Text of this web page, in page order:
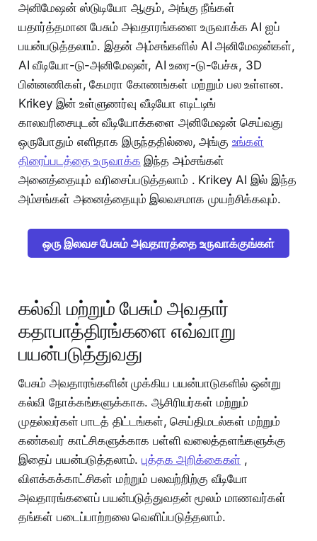
அனிமேஷன் ஸ்டுடியோ ஆகும், அங்கு நீங்கள்
யதார்த்தமான பேசும் அவதாரங்களை உருவாக்க AI ஐப்
பயன்படுத்தலாம். இதன் அம்சங்களில் AI அனிமேஷன்கள்,
AI வீடியோ-டு-அனிமேஷன், AI உரை-டு-பேச்சு, 3D
பின்னணிகள், கேமரா கோணங்கள் மற்றும் பல உள்ளன.
Krikey இன் உள்ளுணர்வு வீடியோ எடிட்டிங்
காலவரிசையுடன் வீடியோக்களை அனிமேஷன் செய்வது
ஒருபோதும் எளிதாக இருந்ததில்லை, அங்கு உங்கள்
திரைப்படத்தை உருவாக்க இந்த அம்சங்கள்
அனைத்தையும் வரிசைப்படுத்தலாம் . Krikey AI இல் இந்த
அம்சங்கள் அனைத்தையும் இலவசமாக முயற்சிக்கவும்.
ஒரு இலவச பேசும் அவதாரத்தை உருவாக்குங்கள்
கல்வி மற்றும் பேசும் அவதார்
கதாபாத்திரங்களை எவ்வாறு
பயன்படுத்துவது
பேசும் அவதாரங்களின் முக்கிய பயன்பாடுகளில் ஒன்று
கல்வி நோக்கங்களுக்காக. ஆசிரியர்கள் மற்றும்
முதல்வர்கள் பாடத் திட்டங்கள், செய்திமடல்கள் மற்றும்
கண்கவர் காட்சிகளுக்காக பள்ளி வலைத்தளங்களுக்கு
இதைப் பயன்படுத்தலாம்.புத்தக அறிக்கைகள் ,
விளக்கக்காட்சிகள் மற்றும் பலவற்றிற்கு வீடியோ
அவதாரங்களைப் பயன்படுத்துவதன் மூலம் மாணவர்கள்
தங்கள் படைப்பாற்றலை வெளிப்படுத்தலாம்.